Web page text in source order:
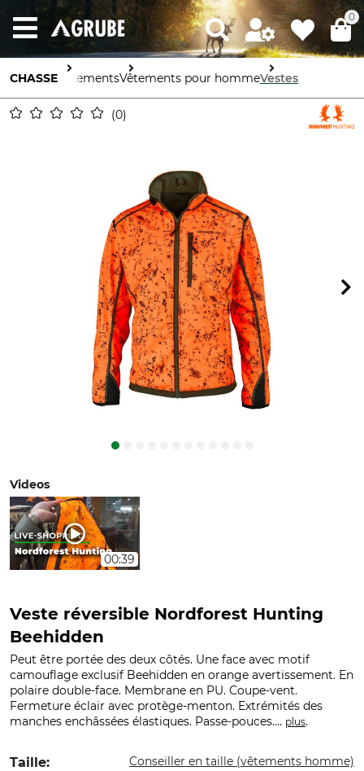
0
CHASSE VêtementsVêtements pour hommeVestes
0
Videos
00:39
Veste réversible Nordforest Hunting
Beehidden
Peut être portée des deux côtés. Une face avec motif
camouflage exclusif Beehidden en orange avertissement. En
polaire double-face. Membrane en PU. Coupe-vent.
Fermeture éclair avec protège-menton. Extrémités des
manches enchâssées élastiques. Passe-pouces.... plus.
Taille: Conseiller en taille (vêtements homme)